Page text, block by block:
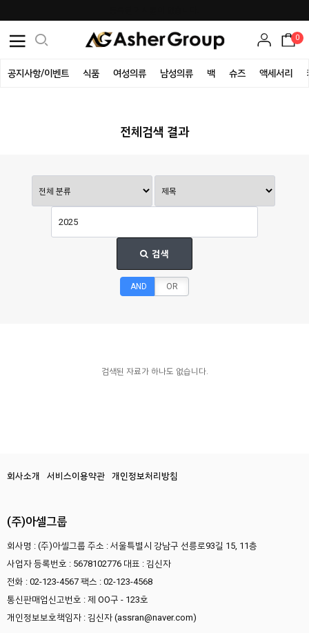
0
공지사항/이벤트 식품 여성의류 남성의류 백 슈즈 액세서리
전체검색 결과
검색
AND OR
검색된 자료가 하나도 없습니다.
회사소개 서비스이용약관 개인정보처리방침
(주)아셀그룹
회사명 : (주)아셀그룹 주소 : 서울특별시 강남구 선릉로93길 15, 11층
사업자 등록번호 : 5678102776 대표 : 김신자
전화 : 02-123-4567 팩스 : 02-123-4568
통신판매업신고번호 : 제 OO구 - 123호
개인정보보호책임자 : 김신자 (assran@naver.com)